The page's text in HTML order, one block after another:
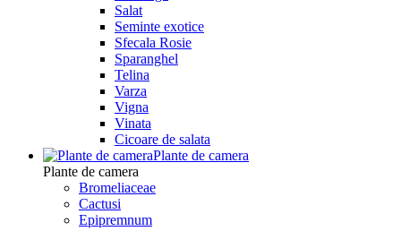
Salat
Seminte exotice
Sfecala Rosie
Sparanghel
Telina
Varza
Vigna
Vinata
Сicoare de salata
Plante de camera
Plante de camera
Bromeliaceae
Cactusi
Epipremnum